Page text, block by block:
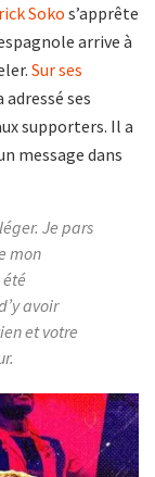
Soko s’apprête
arrive à
Sur ses
ses
supporters. Il a
message dans
Je pars
mon
été
avoir
et votre